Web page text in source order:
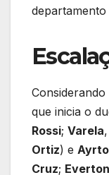
Considerando
que inicia o
Rossi; Varela,
Ortiz) e
Cruz;